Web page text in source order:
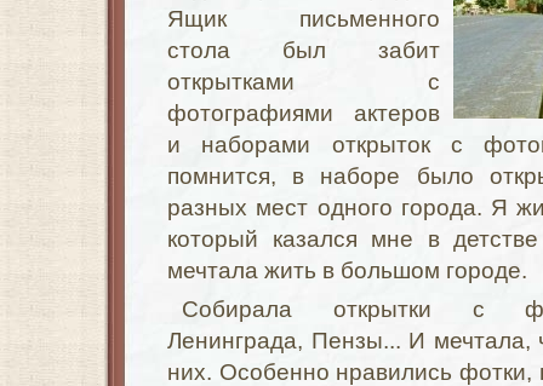
Ящик письменного
стола был забит
открытками с
фотографиями актеров
и наборами открыток с
помнится, в наборе было
разных мест одного города. Я
который казался мне в
мечтала жить в большом городе.
Собирала открытки с
Ленинграда, Пензы... И мечтала,
них. Особенно нравились фотки,